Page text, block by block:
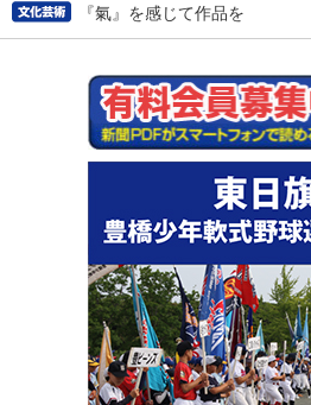
『氣』を感じて作品を